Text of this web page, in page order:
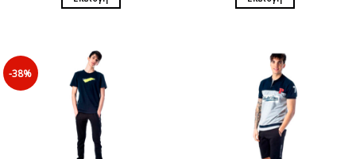
προϊόν
έχει
πολλαπλές
παραλλαγές.
Οι
επιλογές
μπορούν
20,00€.
έχει
πολλαπλές
παραλλαγές.
Οι
επιλογές
μπορούν
-38%